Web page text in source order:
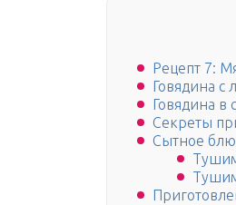
Рецепт 7:
Говядина с
Говядина в
Секреты
Сытное